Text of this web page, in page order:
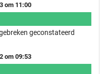
om 11:00
geconstateerd
om 09:53